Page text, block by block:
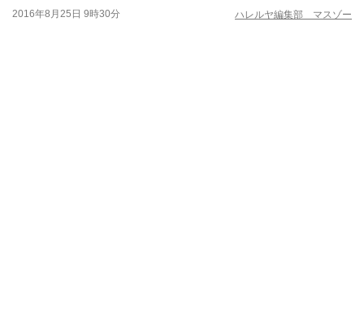
2016年8月25日 9時30分 ハレルヤ編集部 マスゾー